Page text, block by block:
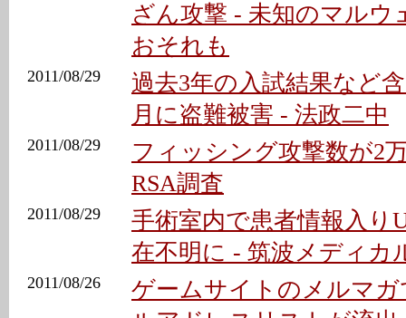
ざん攻撃 - 未知のマルウ
おそれも
2011/08/29
過去3年の入試結果など
月に盗難被害 - 法政二中
2011/08/29
フィッシング攻撃数が2
RSA調査
2011/08/29
手術室内で患者情報入り
在不明に - 筑波メディカ
2011/08/26
ゲームサイトのメルマガ